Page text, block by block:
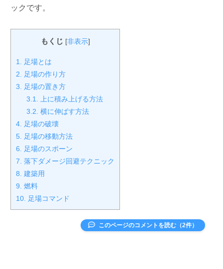
ックです。
もくじ [非表示]
1.
足場とは
2.
足場の作り方
3.
足場の置き方
3.1.
上に積み上げる方法
3.2. 横に伸ばす方法
4.
足場の破壊
5.
足場の移動方法
6.
足場のスポーン
7. 落下ダメージ回避テクニック
8. 建築用
9. 燃料
10.
足場コマンド
このページのコメントを読む（2件）